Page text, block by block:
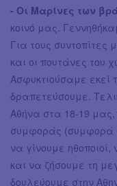
- Οι Μαρίνες των
κοινό μας.
Για τους
και οι πουτάνες του
Ασφυκτιούσαμε
δραπετεύσουμε.
Αθήνα στα 18-19
συμφοράς (συμφορά
να γίνουμε
και να ζήσουμε τη
δουλεύουμε στην